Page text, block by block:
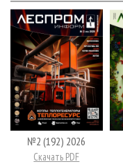
№2 (192) 2026
Скачать PDF